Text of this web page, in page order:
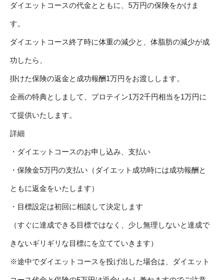
ダイエットコースの代金とともに、5万円の保険をかけま
す。
ダイエットコース終了時に体重の減少と、体脂肪の減少が成
功したら、
掛けた保険の返金と成功報酬1万円をお渡しします。
企画の特典としまして、プロテイン1万2千円相当を1万円に
て提供いたします。
詳細
・ダイエットコースのお申し込み、支払い
・保険金5万円の支払い（ダイエット成功時には成功報酬と
ともに返金をいたします）
・目標設定は初回に相談して決定します
（すぐに達成できる目標ではなく、少し無理しないと達成で
きないギリギリな目標にを立てていきます）
※途中でダイエットコースを投げ出した場合は、ダイエット